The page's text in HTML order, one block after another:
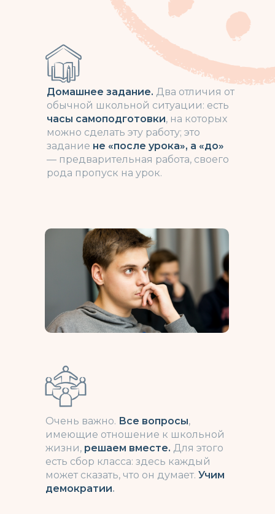
Домашнее задание. Два отличия от
обычной школьной ситуации: есть
часы самоподготовки, на которых
можно сделать эту работу; это
задание не «после урока», а «до»
— предварительная работа, своего
рода пропуск на урок.
Очень важно. Все вопросы,
имеющие отношение к школьной
жизни, решаем вместе. Для этого
есть сбор класса: здесь каждый
может сказать, что он думает. Учим
демократии.